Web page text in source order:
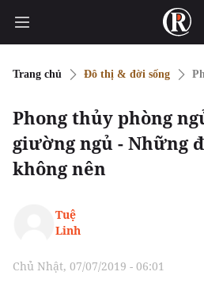
Trang chủ Đô thị & đời sống
Phong thủy phòng
giường ngủ - Những
không nên
Tuệ
Linh
Chủ Nhật, 07/07/2019 - 06:01